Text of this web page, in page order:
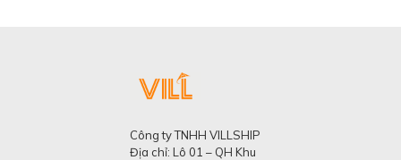
Công ty TNHH VILLSHIP
Địa chỉ: Lô 01 – QH Khu